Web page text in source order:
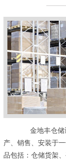
金地丰仓储设
产、销售、安装于
品包括：仓储货架